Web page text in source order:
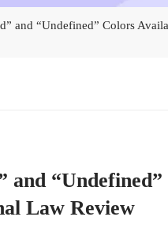
and “Undefined” Colors
and
Law Review